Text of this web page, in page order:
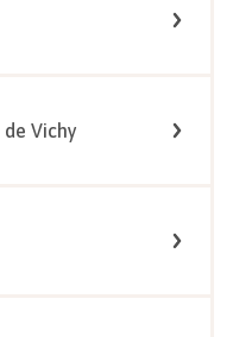
Vichy